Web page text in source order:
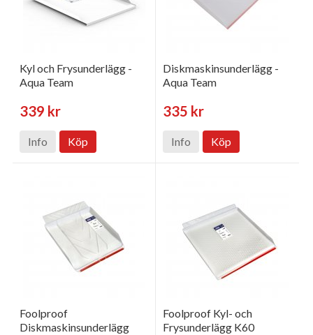
Kyl och Frysunderlägg -
Aqua Team
339 kr
Info Köp
Diskmaskinsunderlägg -
Aqua Team
335 kr
Info Köp
Foolproof
Diskmaskinsunderlägg
Foolproof Kyl- och
Frysunderlägg K60